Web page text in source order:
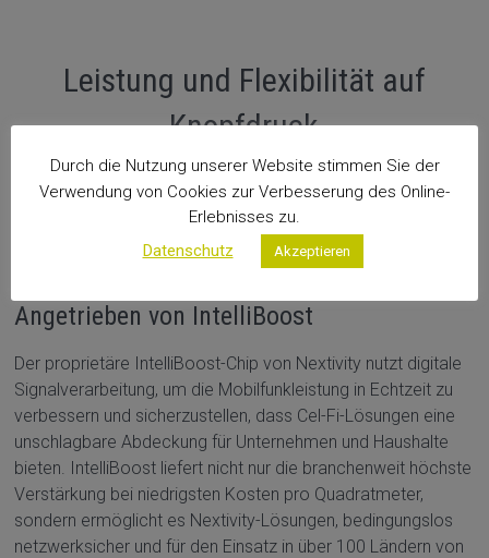
Leistung und Flexibilität auf
Knopfdruck
Angetrieben von IntelliBoost
Der proprietäre IntelliBoost-Chip von Nextivity nutzt digitale
Signalverarbeitung, um die Mobilfunkleistung in Echtzeit zu
verbessern und sicherzustellen, dass Cel-Fi-Lösungen eine
unschlagbare Abdeckung für Unternehmen und Haushalte
bieten. IntelliBoost liefert nicht nur die branchenweit höchste
Verstärkung bei niedrigsten Kosten pro Quadratmeter,
sondern ermöglicht es Nextivity-Lösungen, bedingungslos
netzwerksicher und für den Einsatz in über 100 Ländern von
Durch die Nutzung unserer Website stimmen Sie der
Verwendung von Cookies zur Verbesserung des Online-
Erlebnisses zu.
Datenschutz
Akzeptieren